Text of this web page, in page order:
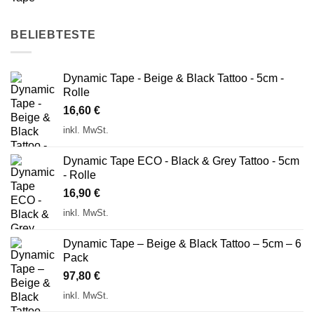
BELIEBTESTE
Dynamic Tape - Beige & Black Tattoo - 5cm -
Rolle
16,60 €
inkl. MwSt.
Dynamic Tape ECO - Black & Grey Tattoo - 5cm
- Rolle
16,90 €
inkl. MwSt.
Dynamic Tape – Beige & Black Tattoo – 5cm – 6
Pack
97,80 €
inkl. MwSt.